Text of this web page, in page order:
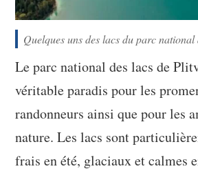
Quelques uns des lacs du parc
Le parc national des lacs de
véritable paradis pour les
randonneurs ainsi que pour les
nature. Les lacs sont
frais en été, glaciaux et calmes